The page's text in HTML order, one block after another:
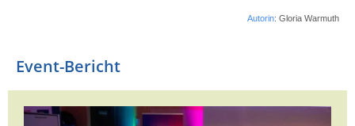
Autorin: Gloria Warmuth
Event-Bericht